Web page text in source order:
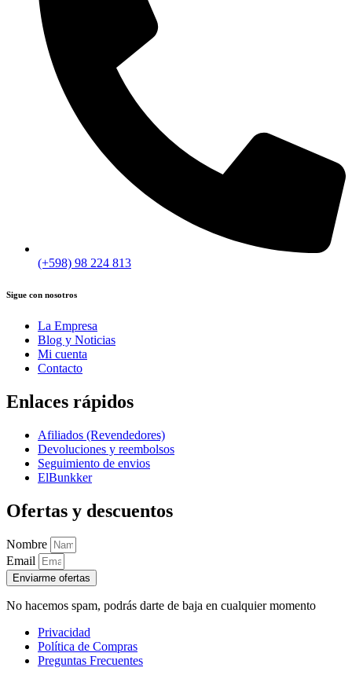
(+598) 98 224 813
Sigue con nosotros
La Empresa
Blog y Noticias
Mi cuenta
Contacto
Enlaces rápidos
Afiliados (Revendedores)
Devoluciones y reembolsos
Seguimiento de envios
ElBunkker
Ofertas y descuentos
Nombre
Email
Enviarme ofertas
No hacemos spam, podrás darte de baja en cualquier momento
Privacidad
Política de Compras
Preguntas Frecuentes